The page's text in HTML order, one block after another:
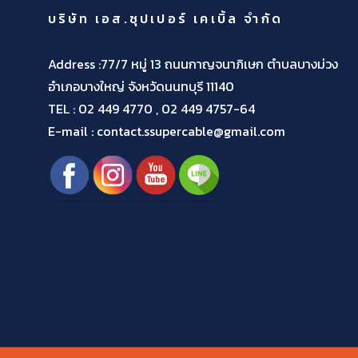
บริษัท เอส.ซุปเปอร์ เคเบิ้ล จำกัด
Address :77/7 หมู่ 13 ถนนกาญจนาภิเษก ตำบลบางม่วง
อำเภอบางใหญ่ จังหวัดนนทบุรี 11140
TEL : 02 449 4770 , 02 449 4757-64
E-mail : contact.ssupercable@gmail.com